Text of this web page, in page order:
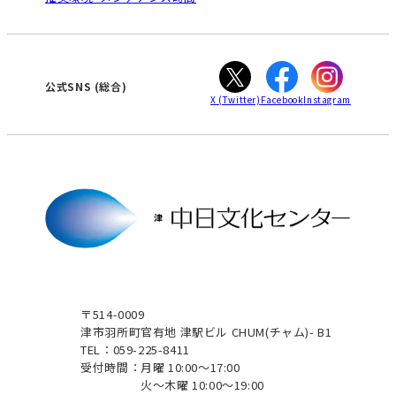
WEBサイトのよくある質問
大垣
津
〒514-0009
津市羽所町官有地 津駅ビル CHUM(チャム)- B1
TEL：059-225-8411
受付時間： 月曜 10:00～17:00
火～木曜 10:00～19:00
公式SNS (総合)
X (Twitter) FacebookInstagram